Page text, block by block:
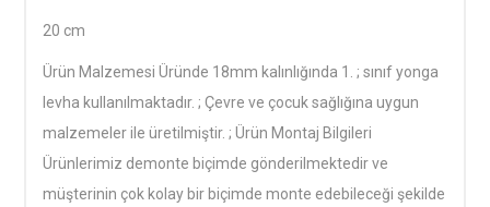
20 cm
Ürün Malzemesi Üründe 18mm kalınlığında 1. ; sınıf yonga
levha kullanılmaktadır. ; Çevre ve çocuk sağlığına uygun
malzemeler ile üretilmiştir. ; Ürün Montaj Bilgileri
Ürünlerimiz demonte biçimde gönderilmektedir ve
müşterinin çok kolay bir biçimde monte edebileceği şekilde